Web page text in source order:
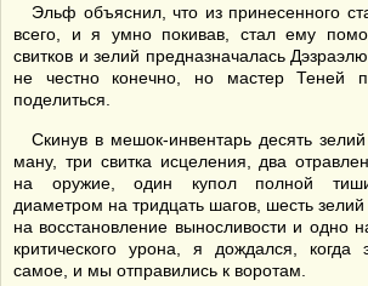
Эльф объяснил, что из принесенного
всего, и я умно покивав, стал ему
свитков и зелий предназначалась
не честно конечно, но мастер Теней
поделиться.
Скинув в мешок-инвентарь десять
ману, три свитка исцеления, два
на оружие, один купол полной
диаметром на тридцать шагов, шесть зелий
на восстановление выносливости и одно
критического урона, я дождался,
самое, и мы отправились к воротам.